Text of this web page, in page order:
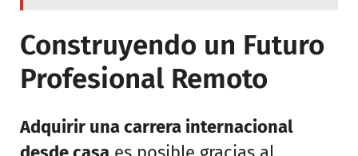
Construyendo un Futuro
Profesional Remoto
Adquirir una carrera internacional